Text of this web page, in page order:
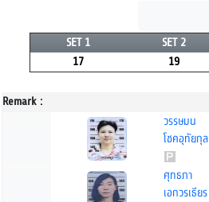
SET 1 SET 2
17
19
Remark :
วรรษมน
โชคอุทัยกุล
ศุทธภา
เอกวรเธียร